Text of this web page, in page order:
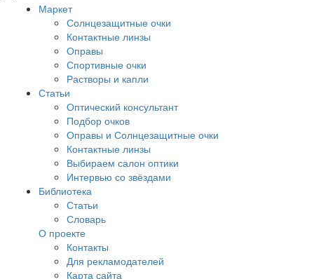
Маркет
Солнцезащитные очки
Контактные линзы
Оправы
Спортивные очки
Растворы и капли
Статьи
Оптический консультант
Подбор очков
Оправы и Солнцезащитные очки
Контактные линзы
Выбираем салон оптики
Интервью со звёздами
Библиотека
Статьи
Словарь
О проекте
Контакты
Для рекламодателей
Карта сайта